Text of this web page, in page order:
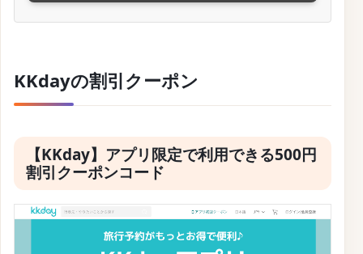
KKdayの割引クーポン
【KKday】アプリ限定で利用できる500円
割引クーポンコード